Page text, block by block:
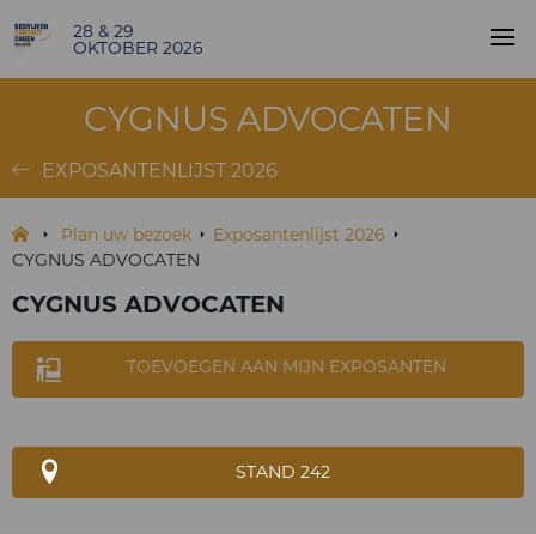
28 & 29
OKTOBER 2026
CYGNUS ADVOCATEN
EXPOSANTENLIJST 2026
Plan uw bezoek
Exposantenlijst 2026
CYGNUS ADVOCATEN
CYGNUS ADVOCATEN
TOEVOEGEN AAN MIJN EXPOSANTEN
STAND 242